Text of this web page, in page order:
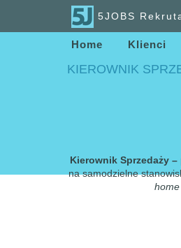
5JOBS
Home Klienci
KIEROWNIK
Kierownik Sprzedaży
na samodzielne